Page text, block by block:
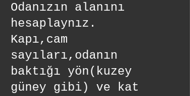
Odanızın alanını
hesaplaynız.
Kapı,cam
sayıları,odanın
baktığı yön(kuzey
güney gibi) ve kat